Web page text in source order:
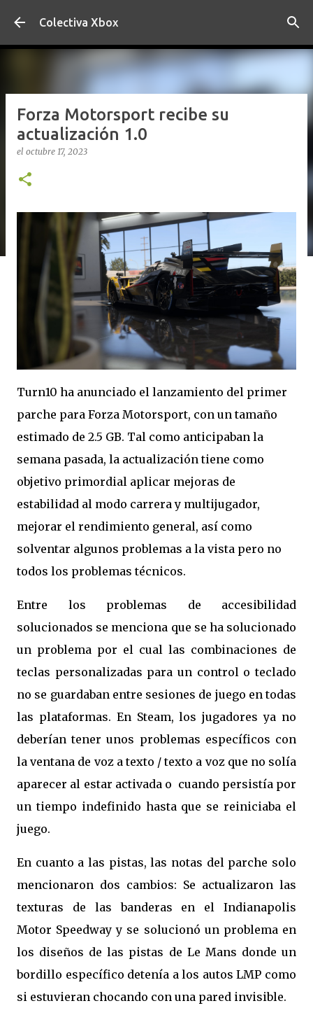
Ir al contenido principal
Colectiva Xbox
Forza Motorsport recibe su
actualización 1.0
el octubre 17, 2023
Turn10 ha anunciado el lanzamiento del primer
parche para Forza Motorsport, con un tamaño
estimado de 2.5 GB. Tal como anticipaban la
semana pasada, la actualización tiene como
objetivo primordial aplicar mejoras de
estabilidad al modo carrera y multijugador,
mejorar el rendimiento general, así como
solventar algunos problemas a la vista pero no
todos los problemas técnicos.
Entre los problemas de accesibilidad
solucionados se menciona que se ha solucionado
un problema por el cual las combinaciones de
teclas personalizadas para un control o teclado
no se guardaban entre sesiones de juego en todas
las plataformas. En Steam, los jugadores ya no
deberían tener unos problemas específicos con
la ventana de voz a texto / texto a voz que no solía
aparecer al estar activada o cuando persistía por
un tiempo indefinido hasta que se reiniciaba el
juego.
En cuanto a las pistas, las notas del parche solo
mencionaron dos cambios: Se actualizaron las
texturas de las banderas en el Indianapolis
Motor Speedway y se solucionó un problema en
los diseños de las pistas de Le Mans donde un
bordillo específico detenía a los autos LMP como
si estuvieran chocando con una pared invisible.